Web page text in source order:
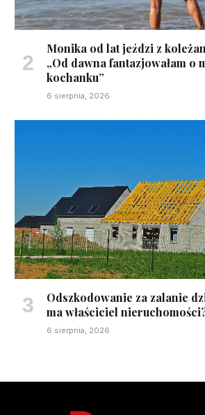
Monika od lat jeździ z
„Od dawna fantazjowałam o
kochanku”
6 sierpnia, 2026
Odszkodowanie za zalanie
ma właściciel
6 sierpnia, 2026